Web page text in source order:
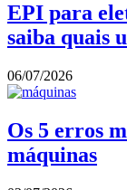
EPI para
saiba quais
06/07/2026
Os 5 erros
máquinas